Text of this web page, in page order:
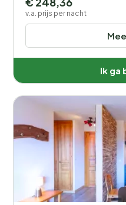
v.a. prijs per nacht
Ik ga